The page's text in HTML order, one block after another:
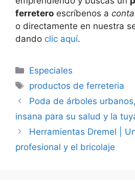
ferretero escríbenos a
o directamente en nuestra
dando clic aquí.
Categorías
Especiales
Etiquetas
productos de ferreteria
Poda de árboles
insana para su salud y la
Herramientas Dremel |
profesional y el bricolaje